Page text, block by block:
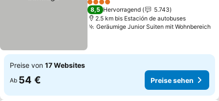
4 Sterne
8,5 Hervorragend
5.743
2.5 km bis Estación de autobuses
Geräumige Junior Suiten mit Wohnbereich
Preise von 17 Websites
Ab 54 € Preise sehen